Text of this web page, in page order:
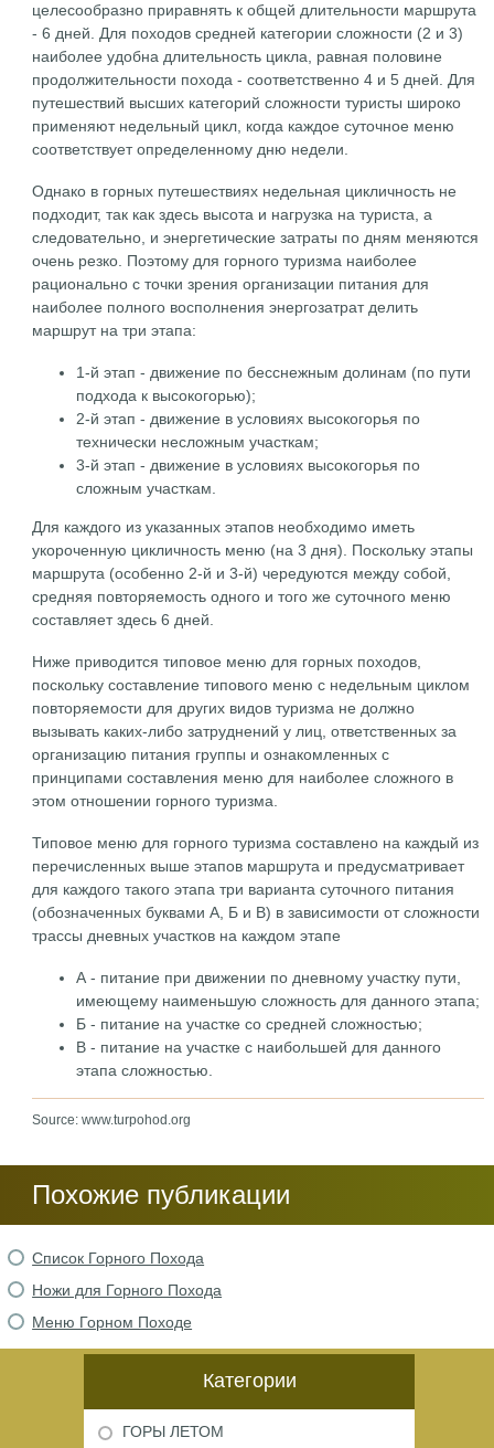
целесообразно приравнять к общей длительности маршрута
- 6 дней. Для походов средней категории сложности (2 и 3)
наиболее удобна длительность цикла, равная половине
продолжительности похода - соответственно 4 и 5 дней. Для
путешествий высших категорий сложности туристы широко
применяют недельный цикл, когда каждое суточное меню
соответствует определенному дню недели.
Однако в горных путешествиях недельная цикличность не
подходит, так как здесь высота и нагрузка на туриста, а
следовательно, и энергетические затраты по дням меняются
очень резко. Поэтому для горного туризма наиболее
рационально с точки зрения организации питания для
наиболее полного восполнения энергозатрат делить
маршрут на три этапа:
1-й этап - движение по бесснежным долинам (по пути
подхода к высокогорью);
2-й этап - движение в условиях высокогорья по
технически несложным участкам;
3-й этап - движение в условиях высокогорья по
сложным участкам.
Для каждого из указанных этапов необходимо иметь
укороченную цикличность меню (на 3 дня). Поскольку этапы
маршрута (особенно 2-й и 3-й) чередуются между собой,
средняя повторяемость одного и того же суточного меню
составляет здесь 6 дней.
Ниже приводится типовое меню для горных походов,
поскольку составление типового меню с недельным циклом
повторяемости для других видов туризма не должно
вызывать каких-либо затруднений у лиц, ответственных за
организацию питания группы и ознакомленных с
принципами составления меню для наиболее сложного в
этом отношении горного туризма.
Типовое меню для горного туризма составлено на каждый из
перечисленных выше этапов маршрута и предусматривает
для каждого такого этапа три варианта суточного питания
(обозначенных буквами А, Б и В) в зависимости от сложности
трассы дневных участков на каждом этапе
А - питание при движении по дневному участку пути,
имеющему наименьшую сложность для данного этапа;
Б - питание на участке со средней сложностью;
В - питание на участке с наибольшей для данного
этапа сложностью.
Source: www.turpohod.org
Похожие публикации
Список Горного Похода
Ножи для Горного Похода
Меню Горном Походе
Категории
ГОРЫ ЛЕТОМ